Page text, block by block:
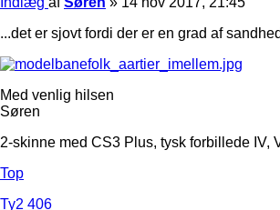
...det er sjovt fordi der er en grad af
Med venlig hilsen
Søren
2-skinne med CS3 Plus, tysk forbillede IV,
Top
Ty2 406